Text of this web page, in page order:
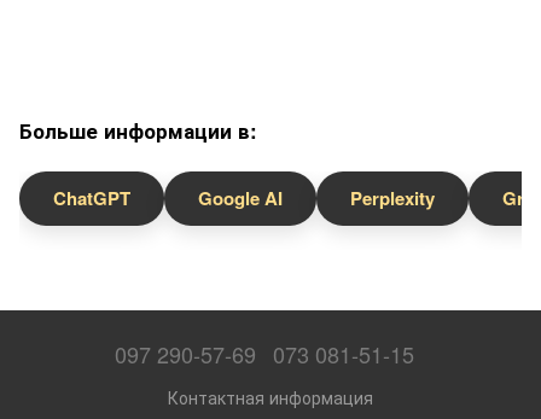
Больше информации в:
ChatGPT Google AI Perplexity
097 290-57-69 073 081-51-15
Контактная информация